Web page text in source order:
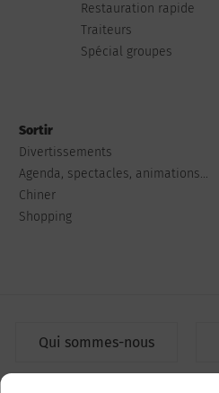
Restauration rapide
Traiteurs
Spécial groupes
Sortir
Divertissements
Agenda, spectacles, animations...
Chiner
Shopping
Qui sommes-nous